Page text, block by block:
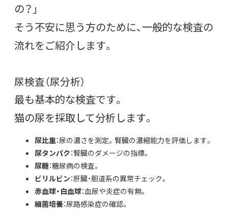
の？」
そう不安に思う方のために、一般的な検査の
流れをご紹介します。
尿検査（尿分析）
最も基本的な検査です。
猫の尿を採取して分析します。
尿比重：尿の濃さを測定。腎臓の濃縮能力を評価します。
尿タンパク：腎臓のダメージの指標。
尿糖：糖尿病の検査。
ビリルビン：肝臓・胆道系の異常チェック。
赤血球・白血球：血尿や炎症の有無。
細菌培養：尿路感染症の確認。